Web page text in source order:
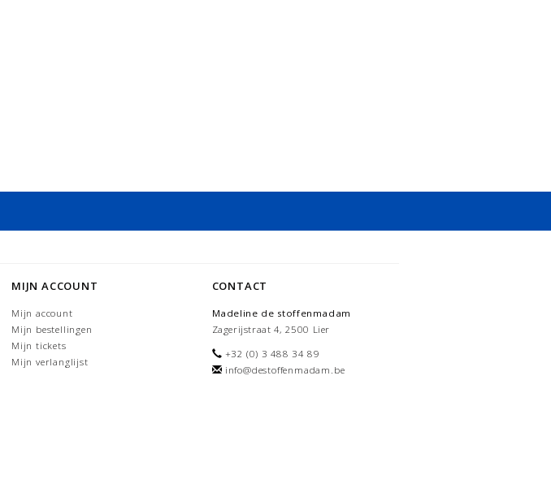
MIJN ACCOUNT
Mijn account
Mijn bestellingen
Mijn tickets
Mijn verlanglijst
CONTACT
Madeline de stoffenmadam
Zagerijstraat 4, 2500 Lier
+32 (0) 3 488 34 89
info@destoffenmadam.be